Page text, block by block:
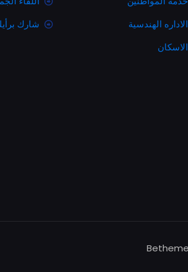
الاداره الهندسية
الاسكان
شارك